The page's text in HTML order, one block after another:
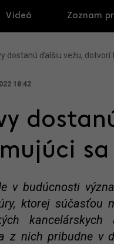
Videá Zoznam
dostanú ďalšiu vežu,
18:42
sa
v budúcnosti
ktorej
kancelárskych
z nich pribudne v